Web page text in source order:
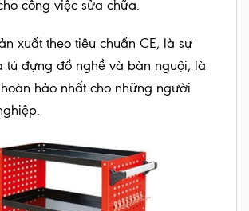
công việc sửa chữa.
xuất theo tiêu chuẩn CE, là sự
tủ đựng đồ nghề và bàn nguội, là
hảo nhất cho những người